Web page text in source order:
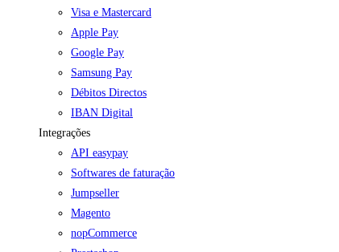
Visa e Mastercard
Apple Pay
Google Pay
Samsung Pay
Débitos Directos
IBAN Digital
Integrações
API easypay
Softwares de faturação
Jumpseller
Magento
nopCommerce